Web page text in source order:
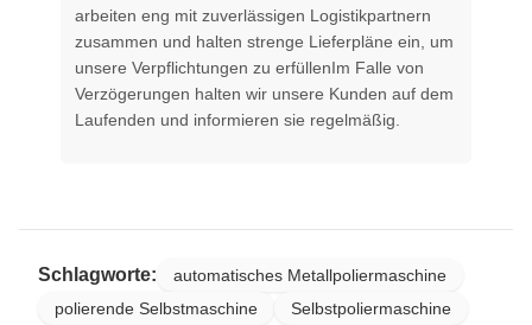
arbeiten eng mit zuverlässigen Logistikpartnern
zusammen und halten strenge Lieferpläne ein, um
unsere Verpflichtungen zu erfüllenIm Falle von
Verzögerungen halten wir unsere Kunden auf dem
Laufenden und informieren sie regelmäßig.
Schlagworte:
automatisches Metallpoliermaschine
polierende Selbstmaschine
Selbstpoliermaschine